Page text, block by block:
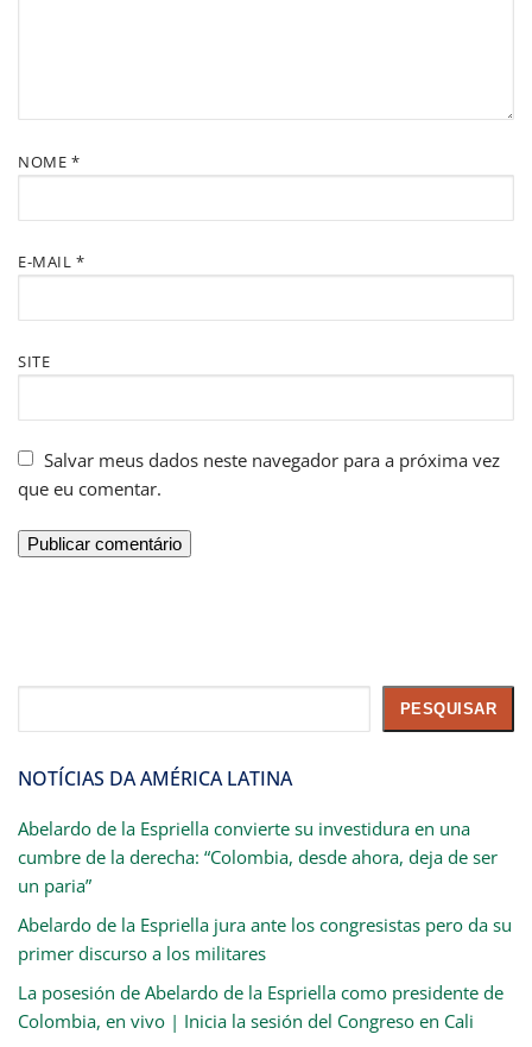
NOME *
E-MAIL *
SITE
Salvar meus dados neste navegador para a próxima vez
que eu comentar.
PESQUISAR
NOTÍCIAS DA AMÉRICA LATINA
Abelardo de la Espriella convierte su investidura en una
cumbre de la derecha: “Colombia, desde ahora, deja de ser
un paria”
Abelardo de la Espriella jura ante los congresistas pero da su
primer discurso a los militares
La posesión de Abelardo de la Espriella como presidente de
Colombia, en vivo | Inicia la sesión del Congreso en Cali